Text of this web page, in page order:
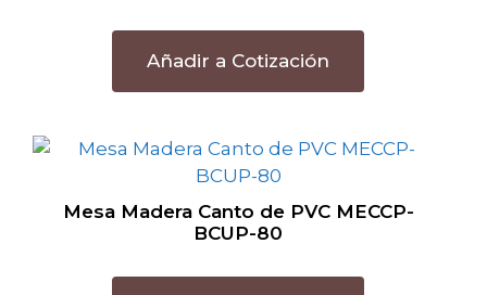
Añadir a Cotización
Mesa Madera Canto de PVC MECCP-
BCUP-80